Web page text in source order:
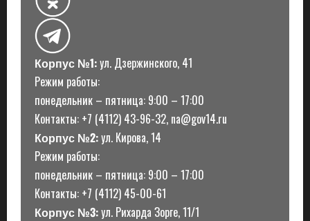
Корпус №1:ул. Дзержинского, 41
Режим работы:
понедельник – пятница: 9:00 – 17:00
Контакты: +7 (4112) 43-96-32, na@gov14.ru
Корпус №2:ул. Кирова, 14
Режим работы:
понедельник – пятница: 9:00 – 17:00
Контакты: +7 (4112) 45-00-61
Корпус №3:ул. Рихарда Зорге, 11/1